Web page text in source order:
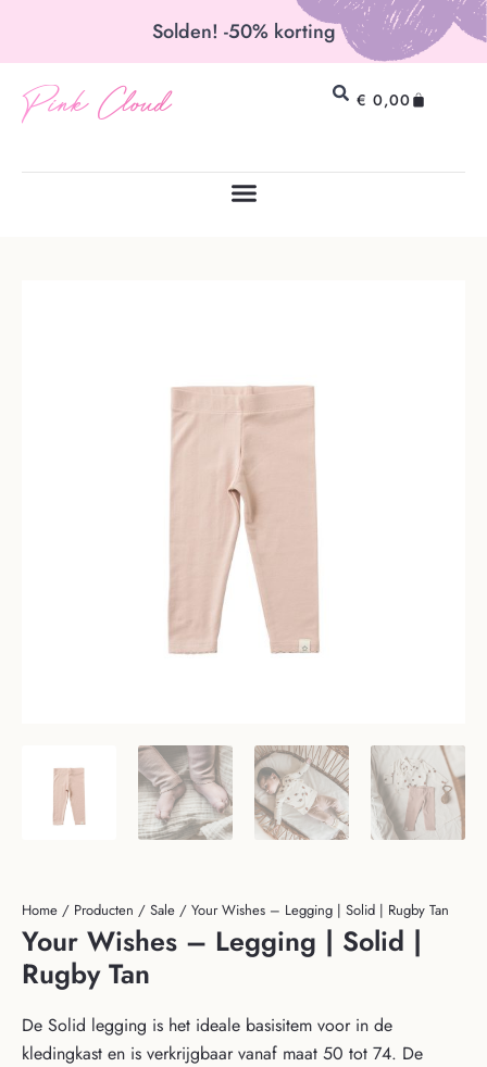
Solden! -50% korting
Pink Cloud € 0,00
Home / Producten / Sale / Your Wishes – Legging | Solid | Rugby Tan
Your Wishes – Legging | Solid |
Rugby Tan
De Solid legging is het ideale basisitem voor in de
kledingkast en is verkrijgbaar vanaf maat 50 tot 74. De